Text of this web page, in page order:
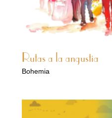
Rutas a la angustia
Bohemia